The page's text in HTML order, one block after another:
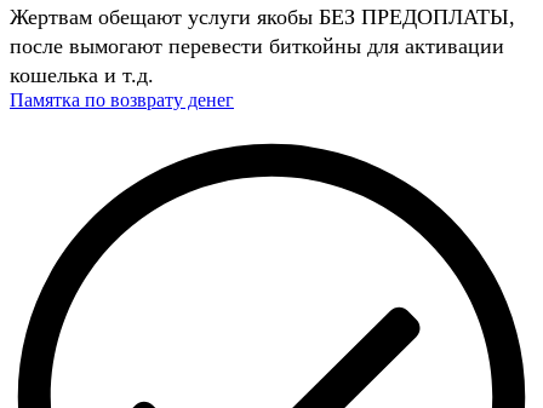
Жертвам обещают услуги якобы БЕЗ ПРЕДОПЛАТЫ,
после вымогают перевести биткойны для активации
кошелька и т.д.
Памятка по возврату денег